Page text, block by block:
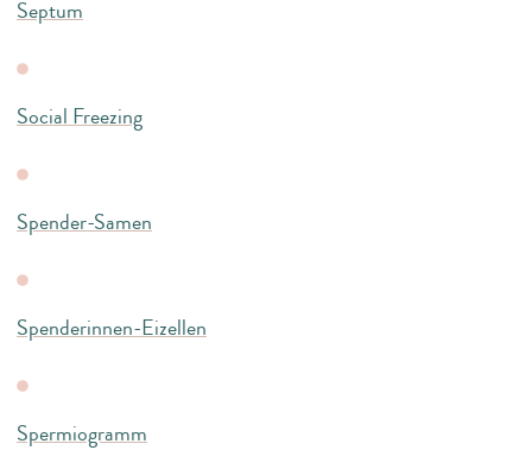
Septum
Social Freezing
Spender-Samen
Spenderinnen-Eizellen
Spermiogramm